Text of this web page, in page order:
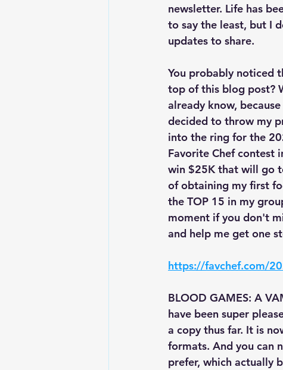
newsletter. Life has
to say the least, but I
updates to share.
You probably noticed
top of this blog post?
already know,
decided to throw my
into the ring for the
Favorite Chef contest
win $25K that will go
of obtaining my first
the TOP 15 in my
moment if you don't
and help me get one
https://favchef.com/
BLOOD GAMES: A
have been super
a copy thus far. It is
formats. And you can
prefer, which actually